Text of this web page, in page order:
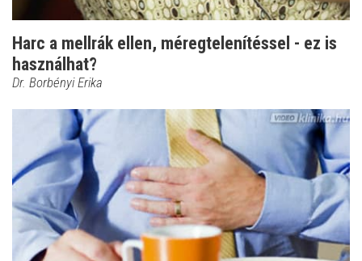
Harc a mellrák ellen, méregtelenítéssel - ez is
használhat?
Dr. Borbényi Erika